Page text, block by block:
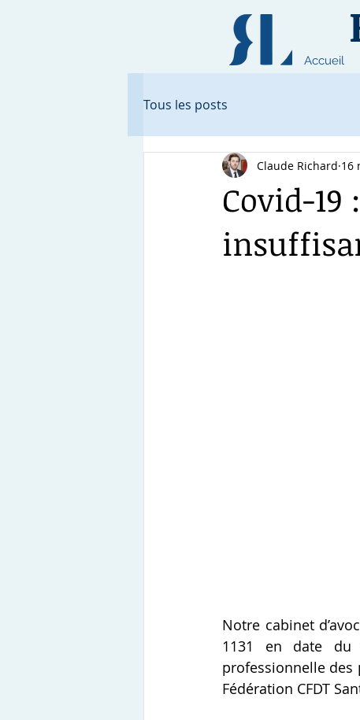
Accueil
Tous les posts
Covid-
Claude Richard 16
Notre cabinet
1131 en date du
professionnelle des
Fédération CFDT